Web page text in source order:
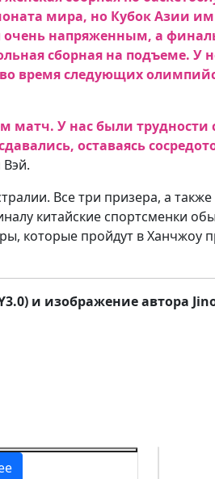
мира, но Кубок Азии им
напряженным, а
сборная на подъеме. У
время следующих
У нас были трудности
оставаясь
Все три призера, а
китайские спортсменки
которые пройдут в Ханчжоу
и изображение автора Jino